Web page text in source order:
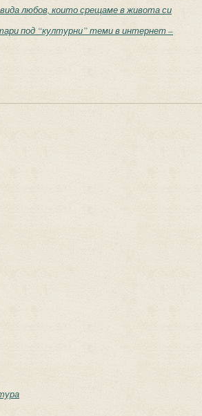
любов, които срещаме в живота си
под “културни” теми в интернет –